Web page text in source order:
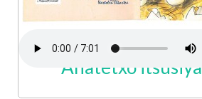
Ahatetxo itsusiya